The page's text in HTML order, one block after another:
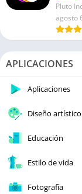
Pluto
agosto
APLICACIONES
Aplicaciones
Diseño artístico
Educación
Estilo de vida
Fotografía